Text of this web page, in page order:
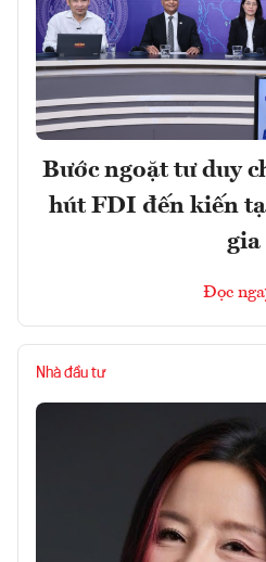
Bước ngoặt tư duy
hút FDI đến kiến
gia
Đọc
Nhà đầu tư